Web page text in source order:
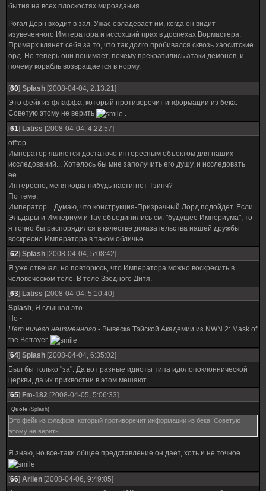
бытия на всех плоскостях мироздания.
Рогал Дорн входит в зал. Ужас овладевает им, когда он видит
изувеченного Императора и иссохший прах в доспехах Вормастера.
Примарх клянет себя за то, что так долго пробивался сквозь хаоситские
орд. Но теперь они понимает, почему прекратились атаки демонов, и
почему корабль возвращается в норму.
[60] Splash [2008-04-04, 2:13:21]
Это фейк из флаффа, который противоречит информации из бека.
Советую этому не верить
.
[61] Latiss [2008-04-04, 4:22:57]
offtop
Император является достаточо интересным объектом для наших
исследований... Хотелось бы мне заполучить его душу, и исследовать
ее...
Интересно, меня когда-нибудь настигнет Тзинч?
По теме:
Император... Думаю, что конструкция-Призрачный Лорд подойдет. Если
Эльдары и Империум и Тау объединились см. "будущее Империума", то
я точно бы распорядился в качестве доказательства нашей дружбы
воскресил Императора в таком обличье.
[62] Splash [2008-04-04, 5:08:42]
Я уже отвечал, но повторюсь, что Императора можно воскресить в
человеческом теле. В теле Зведного Дитя.
[63] Latiss [2008-04-04, 5:10:40]
Splash, Я слышал это.
Но -
Нет ничего неизменного - Вывеска Тэйской Академии из NWN 2: Mask of
the Betrayer.
[64] Splash [2008-04-04, 6:35:02]
Был бы только "за". Да вот разные идиоты типа идолопоклоннической
церкви, да их прихвостни в этом мешают.
[65] Fm-182 [2008-04-05, 5:06:33]
Quote (Splash)
Это фейк из флаффа, который противоречит информации из бека. Советую
этому не верить
Я знаю, но все-таки общее представление он дает, хоть и не точное
[66] Arlien [2008-04-06, 9:49:05]